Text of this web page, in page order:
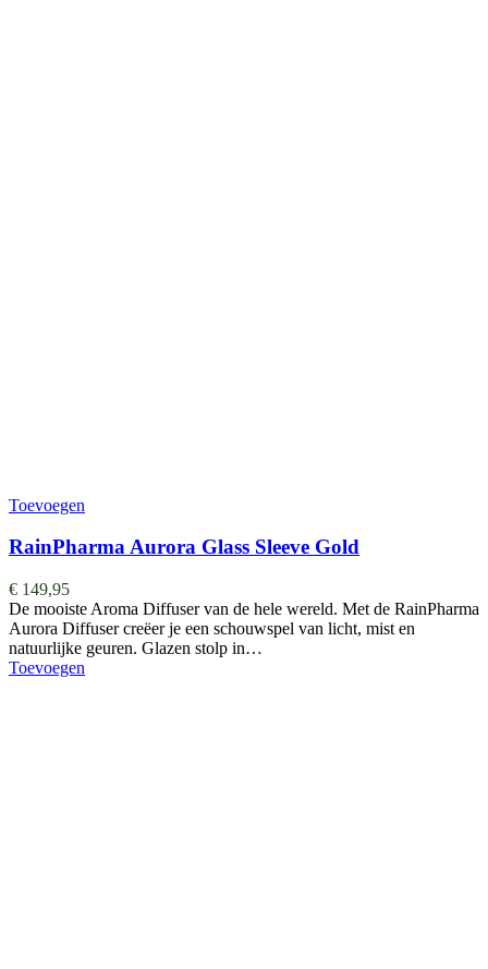
Toevoegen
RainPharma Aurora Glass Sleeve Gold
€ 149,95
De mooiste Aroma Diffuser van de hele wereld. ​​​​​​​​Met de RainPharma
Aurora Diffuser creëer je een schouwspel van licht, mist en
natuurlijke geuren. Glazen stolp in…
Toevoegen